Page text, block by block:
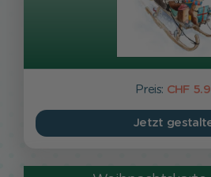
Preis: CHF
Jetzt